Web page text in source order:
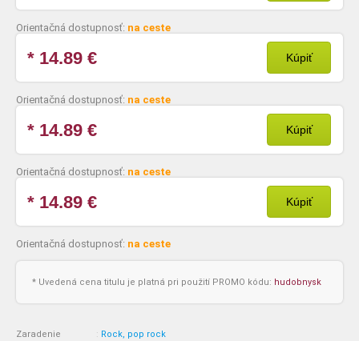
Orientačná dostupnosť: na ceste
* 14.89 € Kúpiť
Orientačná dostupnosť: na ceste
* 14.89 € Kúpiť
Orientačná dostupnosť: na ceste
* 14.89 € Kúpiť
Orientačná dostupnosť: na ceste
* Uvedená cena titulu je platná pri použití PROMO kódu: hudobnysk
Zaradenie : Rock, pop rock